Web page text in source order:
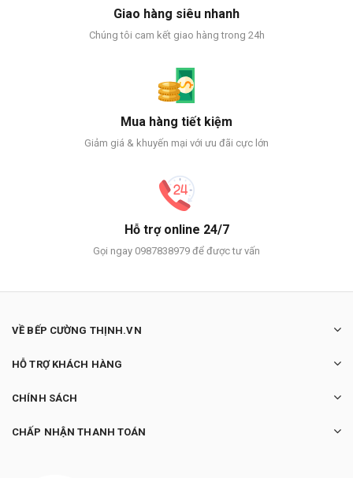
Giao hàng siêu nhanh
Chúng tôi cam kết giao hàng trong 24h
Mua hàng tiết kiệm
Giảm giá & khuyến mại với ưu đãi cực lớn
Hỗ trợ online 24/7
Gọi ngay 0987838979 để được tư vấn
VỀ BẾP CƯỜNG THỊNH.VN
HỖ TRỢ KHÁCH HÀNG
CHÍNH SÁCH
CHẤP NHẬN THANH TOÁN